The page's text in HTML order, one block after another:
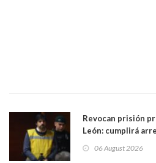
Revocan prisión
León: cumplirá
06 August 2026